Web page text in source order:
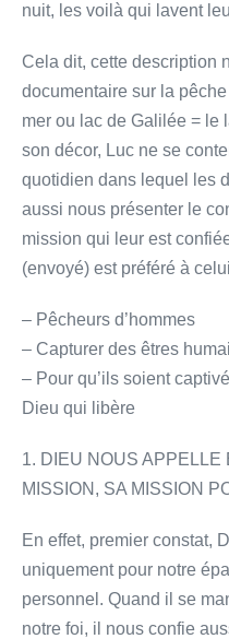
nuit, les voilà qui lavent
Cela dit, cette description
documentaire sur la
mer ou lac de Galilée = le
son décor, Luc ne se
quotidien dans lequel les
aussi nous présenter le
mission qui leur est
(envoyé) est préféré à
– Pêcheurs d’hommes
– Capturer des êtres
– Pour qu’ils soient
Dieu qui libère
1. DIEU NOUS
MISSION, SA MISSION
En effet, premier constat,
uniquement pour notre
personnel. Quand il se
notre foi, il nous confie